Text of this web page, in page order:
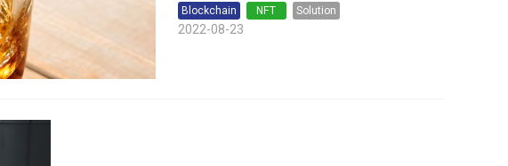
2022-08-23
Blockchain NFT Solution